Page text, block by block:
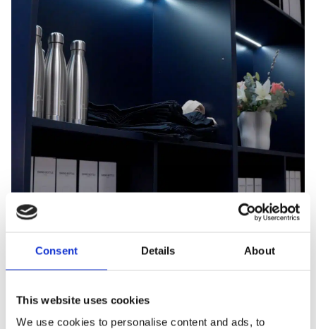
Consent Details About
This website uses cookies
We use cookies to personalise content and ads, to